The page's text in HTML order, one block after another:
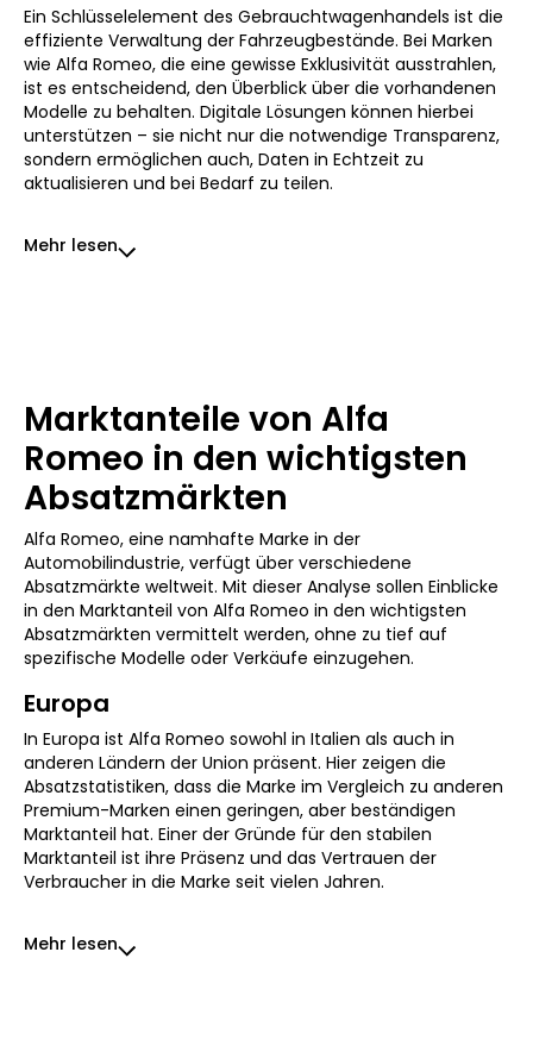
Ein Schlüsselelement des Gebrauchtwagenhandels ist die
effiziente Verwaltung der Fahrzeugbestände. Bei Marken
wie Alfa Romeo, die eine gewisse Exklusivität ausstrahlen,
ist es entscheidend, den Überblick über die vorhandenen
Modelle zu behalten. Digitale Lösungen können hierbei
unterstützen – sie nicht nur die notwendige Transparenz,
sondern ermöglichen auch, Daten in Echtzeit zu
aktualisieren und bei Bedarf zu teilen.
Mehr lesen
Marktanteile von Alfa
Romeo in den wichtigsten
Absatzmärkten
Alfa Romeo, eine namhafte Marke in der
Automobilindustrie, verfügt über verschiedene
Absatzmärkte weltweit. Mit dieser Analyse sollen Einblicke
in den Marktanteil von Alfa Romeo in den wichtigsten
Absatzmärkten vermittelt werden, ohne zu tief auf
spezifische Modelle oder Verkäufe einzugehen.
Europa
In Europa ist Alfa Romeo sowohl in Italien als auch in
anderen Ländern der Union präsent. Hier zeigen die
Absatzstatistiken, dass die Marke im Vergleich zu anderen
Premium-Marken einen geringen, aber beständigen
Marktanteil hat. Einer der Gründe für den stabilen
Marktanteil ist ihre Präsenz und das Vertrauen der
Verbraucher in die Marke seit vielen Jahren.
Mehr lesen